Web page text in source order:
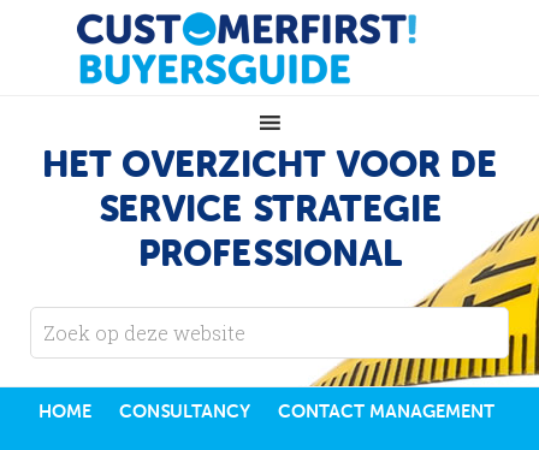
HET OVERZICHT VOOR DE
SERVICE STRATEGIE
PROFESSIONAL
HOME CONSULTANCY CONTACT MANAGEMENT